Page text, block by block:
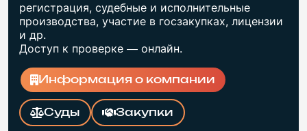
регистрация, судебные и исполнительные
производства, участие в госзакупках, лицензии
и др.
Доступ к проверке — онлайн.
Информация о компании
Суды Закупки